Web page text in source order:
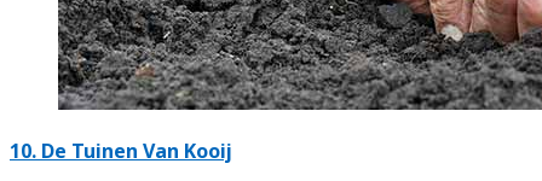
10. De Tuinen Van Kooij